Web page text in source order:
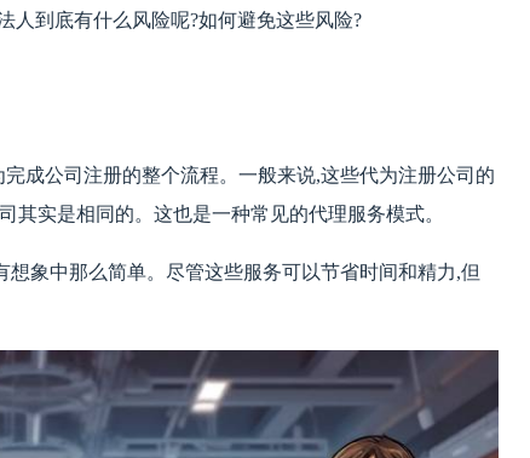
人到底有什么风险呢?如何避免这些风险?
成公司注册的整个流程。一般来说,这些代为注册公司的
其实是相同的。这也是一种常见的代理服务模式。
象中那么简单。尽管这些服务可以节省时间和精力,但